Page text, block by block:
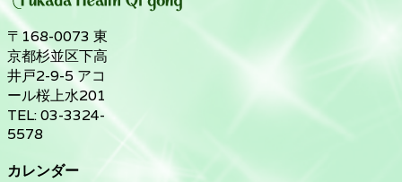
〒168-0073 東
京都杉並区下高
井戸2-9-5 アコ
ール桜上水201
TEL: 03-3324-
5578
カレンダー